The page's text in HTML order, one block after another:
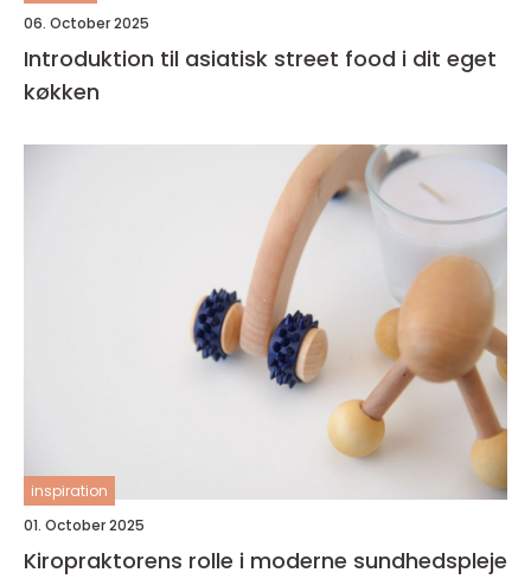
06. October 2025
Introduktion til asiatisk street food i dit eget
køkken
inspiration
01. October 2025
Kiropraktorens rolle i moderne sundhedspleje